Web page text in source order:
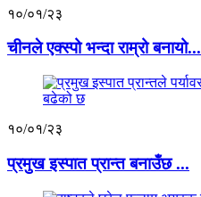
१०/०१/२३
चीनले एक्स्पो भन्दा राम्रो बनायो...
१०/०१/२३
प्रमुख इस्पात प्रान्त बनाउँछ ...